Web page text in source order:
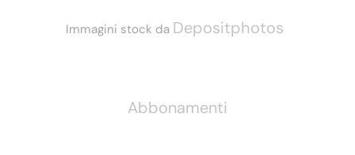
Immagini stock da Depositphotos
Abbonamenti